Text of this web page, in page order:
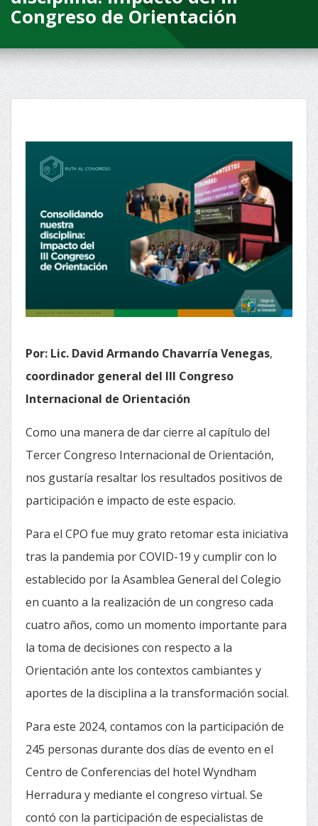
Congreso de Orientación
Por: Lic. David Armando Chavarría Venegas,
coordinador general del III Congreso
Internacional de Orientación
Como una manera de dar cierre al capítulo del
Tercer Congreso Internacional de Orientación,
nos gustaría resaltar los resultados positivos de
participación e impacto de este espacio.
Para el CPO fue muy grato retomar esta iniciativa
tras la pandemia por COVID-19 y cumplir con lo
establecido por la Asamblea General del Colegio
en cuanto a la realización de un congreso cada
cuatro años, como un momento importante para
la toma de decisiones con respecto a la
Orientación ante los contextos cambiantes y
aportes de la disciplina a la transformación social.
Para este 2024, contamos con la participación de
245 personas durante dos días de evento en el
Centro de Conferencias del hotel Wyndham
Herradura y mediante el congreso virtual. Se
contó con la participación de especialistas de